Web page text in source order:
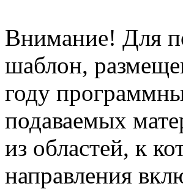
Внимание! Для
шаблон,
году
подаваемых
из областей, к
направления